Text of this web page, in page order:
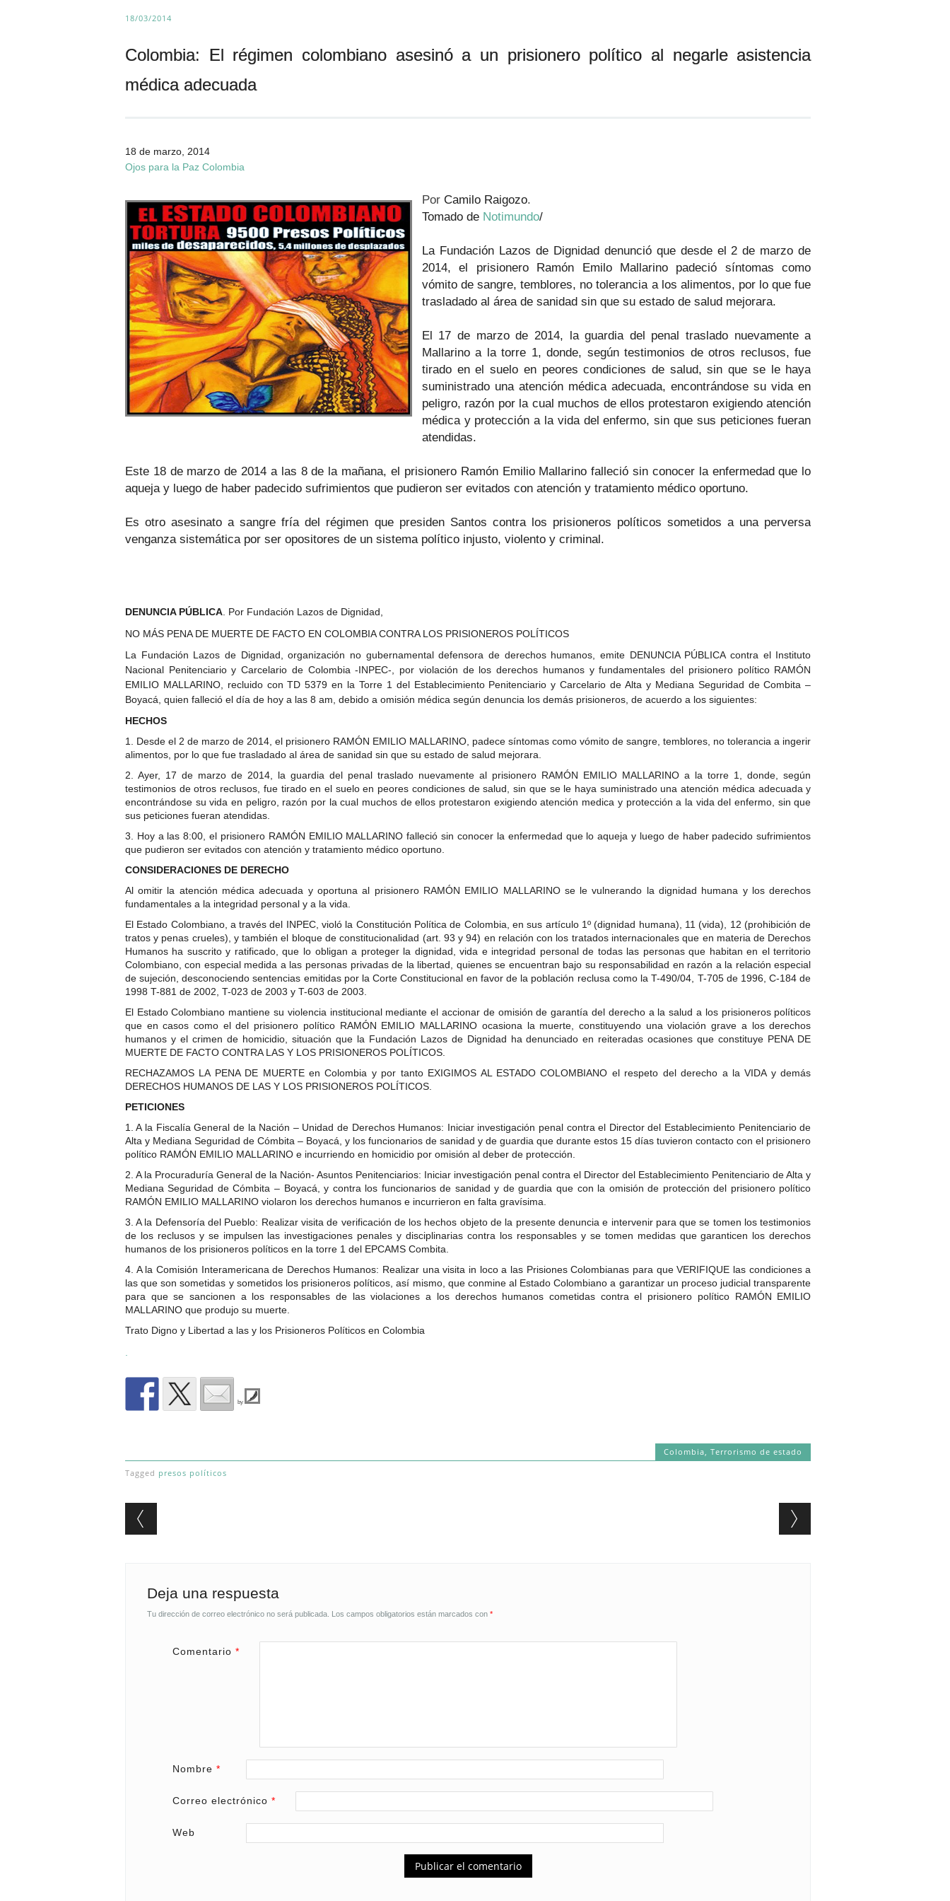
18/03/2014
Colombia: El régimen colombiano asesinó a un prisionero político al negarle asistencia
médica adecuada
18 de marzo, 2014
Ojos para la Paz Colombia
Por Camilo Raigozo.
Tomado de Notimundo/
La Fundación Lazos de Dignidad denunció que desde el 2 de marzo de
2014, el prisionero Ramón Emilo Mallarino padeció síntomas como
vómito de sangre, temblores, no tolerancia a los alimentos, por lo que fue
trasladado al área de sanidad sin que su estado de salud mejorara.
El 17 de marzo de 2014, la guardia del penal traslado nuevamente a
Mallarino a la torre 1, donde, según testimonios de otros reclusos, fue
tirado en el suelo en peores condiciones de salud, sin que se le haya
suministrado una atención médica adecuada, encontrándose su vida en
peligro, razón por la cual muchos de ellos protestaron exigiendo atención
médica y protección a la vida del enfermo, sin que sus peticiones fueran
atendidas.
Este 18 de marzo de 2014 a las 8 de la mañana, el prisionero Ramón Emilio Mallarino falleció sin conocer la enfermedad que lo
aqueja y luego de haber padecido sufrimientos que pudieron ser evitados con atención y tratamiento médico oportuno.
Es otro asesinato a sangre fría del régimen que presiden Santos contra los prisioneros políticos sometidos a una perversa
venganza sistemática por ser opositores de un sistema político injusto, violento y criminal.
DENUNCIA PÚBLICA. Por Fundación Lazos de Dignidad,
NO MÁS PENA DE MUERTE DE FACTO EN COLOMBIA CONTRA LOS PRISIONEROS POLÍTICOS
La Fundación Lazos de Dignidad, organización no gubernamental defensora de derechos humanos, emite DENUNCIA PÚBLICA contra el Instituto
Nacional Penitenciario y Carcelario de Colombia -INPEC-, por violación de los derechos humanos y fundamentales del prisionero político RAMÓN
EMILIO MALLARINO, recluido con TD 5379 en la Torre 1 del Establecimiento Penitenciario y Carcelario de Alta y Mediana Seguridad de Combita –
Boyacá, quien falleció el día de hoy a las 8 am, debido a omisión médica según denuncia los demás prisioneros, de acuerdo a los siguientes:
HECHOS
1. Desde el 2 de marzo de 2014, el prisionero RAMÓN EMILIO MALLARINO, padece síntomas como vómito de sangre, temblores, no tolerancia a ingerir
alimentos, por lo que fue trasladado al área de sanidad sin que su estado de salud mejorara.
2. Ayer, 17 de marzo de 2014, la guardia del penal traslado nuevamente al prisionero RAMÓN EMILIO MALLARINO a la torre 1, donde, según
testimonios de otros reclusos, fue tirado en el suelo en peores condiciones de salud, sin que se le haya suministrado una atención médica adecuada y
encontrándose su vida en peligro, razón por la cual muchos de ellos protestaron exigiendo atención medica y protección a la vida del enfermo, sin que
sus peticiones fueran atendidas.
3. Hoy a las 8:00, el prisionero RAMÓN EMILIO MALLARINO falleció sin conocer la enfermedad que lo aqueja y luego de haber padecido sufrimientos
que pudieron ser evitados con atención y tratamiento médico oportuno.
CONSIDERACIONES DE DERECHO
Al omitir la atención médica adecuada y oportuna al prisionero RAMÓN EMILIO MALLARINO se le vulnerando la dignidad humana y los derechos
fundamentales a la integridad personal y a la vida.
El Estado Colombiano, a través del INPEC, violó la Constitución Política de Colombia, en sus artículo 1º (dignidad humana), 11 (vida), 12 (prohibición de
tratos y penas crueles), y también el bloque de constitucionalidad (art. 93 y 94) en relación con los tratados internacionales que en materia de Derechos
Humanos ha suscrito y ratificado, que lo obligan a proteger la dignidad, vida e integridad personal de todas las personas que habitan en el territorio
Colombiano, con especial medida a las personas privadas de la libertad, quienes se encuentran bajo su responsabilidad en razón a la relación especial
de sujeción, desconociendo sentencias emitidas por la Corte Constitucional en favor de la población reclusa como la T-490/04, T-705 de 1996, C-184 de
1998 T-881 de 2002, T-023 de 2003 y T-603 de 2003.
El Estado Colombiano mantiene su violencia institucional mediante el accionar de omisión de garantía del derecho a la salud a los prisioneros políticos
que en casos como el del prisionero político RAMÓN EMILIO MALLARINO ocasiona la muerte, constituyendo una violación grave a los derechos
humanos y el crimen de homicidio, situación que la Fundación Lazos de Dignidad ha denunciado en reiteradas ocasiones que constituye PENA DE
MUERTE DE FACTO CONTRA LAS Y LOS PRISIONEROS POLÍTICOS.
RECHAZAMOS LA PENA DE MUERTE en Colombia y por tanto EXIGIMOS AL ESTADO COLOMBIANO el respeto del derecho a la VIDA y demás
DERECHOS HUMANOS DE LAS Y LOS PRISIONEROS POLÍTICOS.
PETICIONES
1. A la Fiscalía General de la Nación – Unidad de Derechos Humanos: Iniciar investigación penal contra el Director del Establecimiento Penitenciario de
Alta y Mediana Seguridad de Cómbita – Boyacá, y los funcionarios de sanidad y de guardia que durante estos 15 días tuvieron contacto con el prisionero
político RAMÓN EMILIO MALLARINO e incurriendo en homicidio por omisión al deber de protección.
2. A la Procuraduría General de la Nación- Asuntos Penitenciarios: Iniciar investigación penal contra el Director del Establecimiento Penitenciario de Alta y
Mediana Seguridad de Cómbita – Boyacá, y contra los funcionarios de sanidad y de guardia que con la omisión de protección del prisionero político
RAMÓN EMILIO MALLARINO violaron los derechos humanos e incurrieron en falta gravísima.
3. A la Defensoría del Pueblo: Realizar visita de verificación de los hechos objeto de la presente denuncia e intervenir para que se tomen los testimonios
de los reclusos y se impulsen las investigaciones penales y disciplinarias contra los responsables y se tomen medidas que garanticen los derechos
humanos de los prisioneros políticos en la torre 1 del EPCAMS Combita.
4. A la Comisión Interamericana de Derechos Humanos: Realizar una visita in loco a las Prisiones Colombianas para que VERIFIQUE las condiciones a
las que son sometidas y sometidos los prisioneros políticos, así mismo, que conmine al Estado Colombiano a garantizar un proceso judicial transparente
para que se sancionen a los responsables de las violaciones a los derechos humanos cometidas contra el prisionero político RAMÓN EMILIO
MALLARINO que produjo su muerte.
Trato Digno y Libertad a las y los Prisioneros Políticos en Colombia
by
Colombia ,Terrorismo de estado
Tagged presos políticos
Post navigation
Deja una respuesta
Tu dirección de correo electrónico no será publicada. Los campos obligatorios están marcados con *
Comentario*
Nombre*
Correo electrónico*
Web